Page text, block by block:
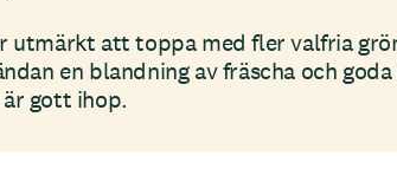
utmärkt att toppa med fler valfria
en blandning av fräscha och
gott ihop.